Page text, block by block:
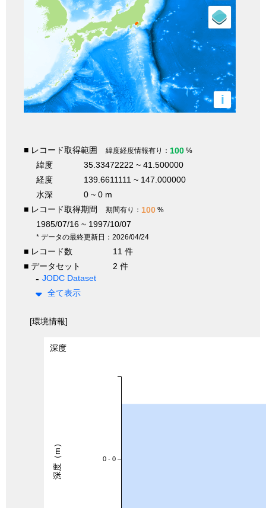
i
■ レコード取得範囲 緯度経度情報有り： 100 %
緯度
35.33472222 ~ 41.500000
経度
139.6611111 ~ 147.000000
水深
0 ~ 0 m
■ レコード取得期間
期間有り： 100 %
1985/07/16 ~ 1997/10/07
* データの最終更新日：2026/04/24
■ レコード数
11 件
■ データセット
2 件
JODC Dataset
全て表示
[環境情報]
深度
0 - 0
深度（m）